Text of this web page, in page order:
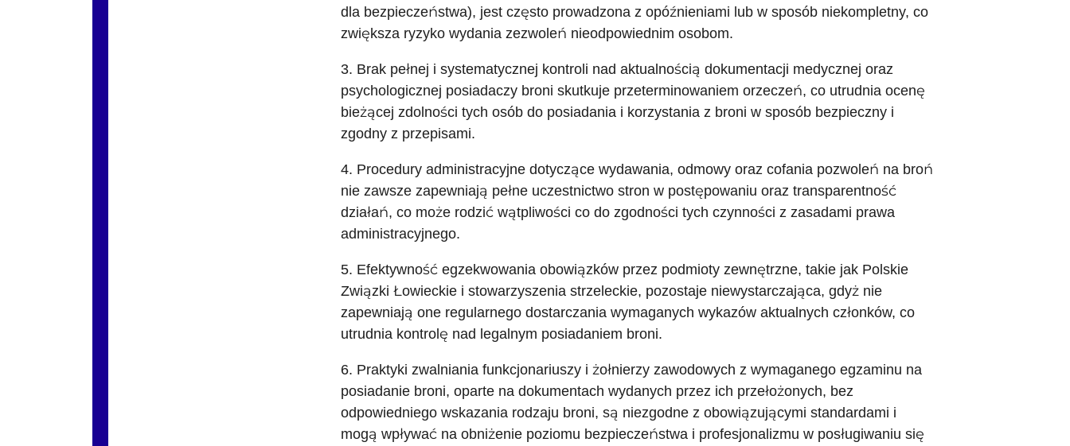
dla bezpieczeństwa), jest często prowadzona z opóźnieniami lub w sposób niekompletny, co
zwiększa ryzyko wydania zezwoleń nieodpowiednim osobom.
3. Brak pełnej i systematycznej kontroli nad aktualnością dokumentacji medycznej oraz
psychologicznej posiadaczy broni skutkuje przeterminowaniem orzeczeń, co utrudnia ocenę
bieżącej zdolności tych osób do posiadania i korzystania z broni w sposób bezpieczny i
zgodny z przepisami.
4. Procedury administracyjne dotyczące wydawania, odmowy oraz cofania pozwoleń na broń
nie zawsze zapewniają pełne uczestnictwo stron w postępowaniu oraz transparentność
działań, co może rodzić wątpliwości co do zgodności tych czynności z zasadami prawa
administracyjnego.
5. Efektywność egzekwowania obowiązków przez podmioty zewnętrzne, takie jak Polskie
Związki Łowieckie i stowarzyszenia strzeleckie, pozostaje niewystarczająca, gdyż nie
zapewniają one regularnego dostarczania wymaganych wykazów aktualnych członków, co
utrudnia kontrolę nad legalnym posiadaniem broni.
6. Praktyki zwalniania funkcjonariuszy i żołnierzy zawodowych z wymaganego egzaminu na
posiadanie broni, oparte na dokumentach wydanych przez ich przełożonych, bez
odpowiedniego wskazania rodzaju broni, są niezgodne z obowiązującymi standardami i
mogą wpływać na obniżenie poziomu bezpieczeństwa i profesjonalizmu w posługiwaniu się